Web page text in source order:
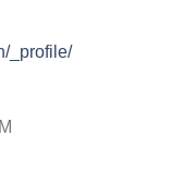
_profile/